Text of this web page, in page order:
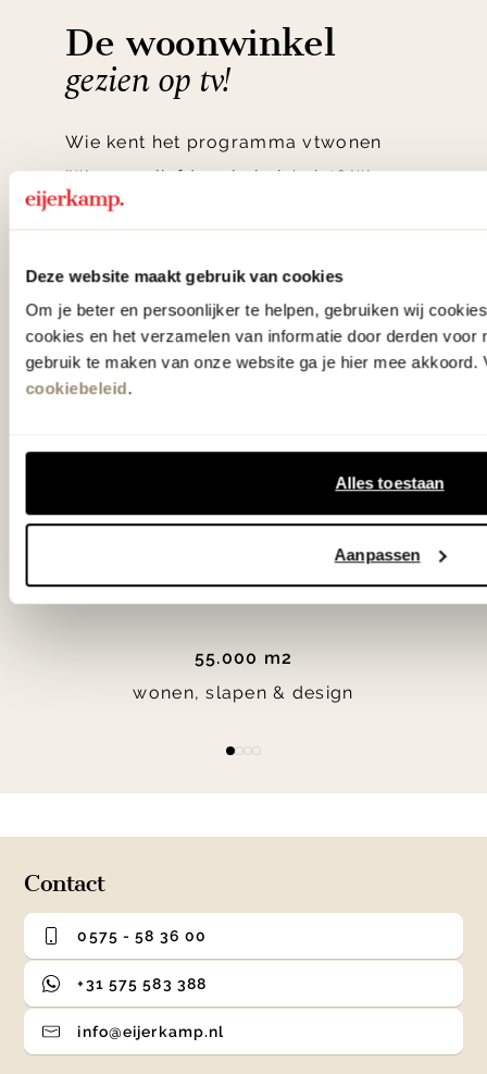
Deze website maakt gebruik van cookies
Om je beter en persoonlijker te helpen, gebruiken wij
cookies en het verzamelen van informatie door derden voor
gebruik te maken van onze website ga je hier mee akkoord.
cookiebeleid.
Alles toestaan
Aanpassen
De woonwinkel
gezien op tv!
Wie kent het programma vtwonen
'Weer verliefd op je huis' niet? We
hebben met liefde de mooiste woon-,
samengesteld met de mooiste
klassiekers en de nieuwste ontwerpen
in verrassende materialen en kleuren!
bereken je route.
55.000 m2
wonen, slapen & design
Contact
0575 - 58 36 00
+31 575 583 388
info@eijerkamp.nl